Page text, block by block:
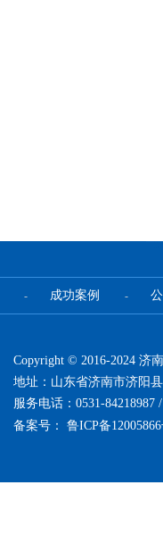
- 成功案例 -
Copyright © 2016-2024 济
地址：山东省济南市济阳
服务电话：0531-84218987
备案号： 鲁ICP备